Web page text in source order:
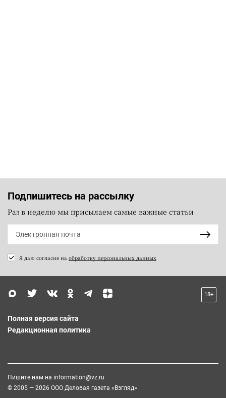
Подпишитесь на рассылку
Раз в неделю мы присылаем самые важные статьи
Я даю согласие на обработку персональных данных
18+
Полная версия сайта
Редакционная политика
Пишите нам на information@vz.ru
© 2005 — 2026 ООО Деловая газета «Взгляд»